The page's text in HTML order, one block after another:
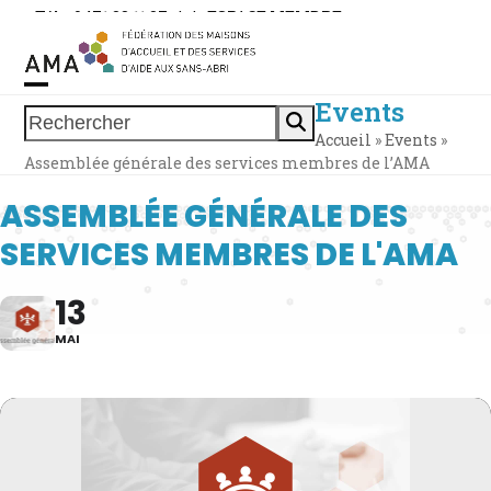
Skip
content
Tél. : 0471 38 11 37 | | ESPACE MEMBRE
Rechercher
Open
mobile
Close
mobile
Events
Accueil »Events »
Assemblée générale des services membres de l’AMA
ASSEMBLÉE GÉNÉRALE DES
SERVICES MEMBRES DE L'AMA
13
MAI